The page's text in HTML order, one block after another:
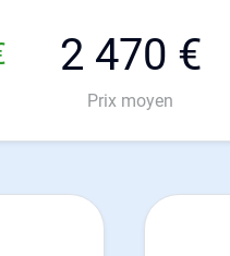
2 470 €
Prix moyen